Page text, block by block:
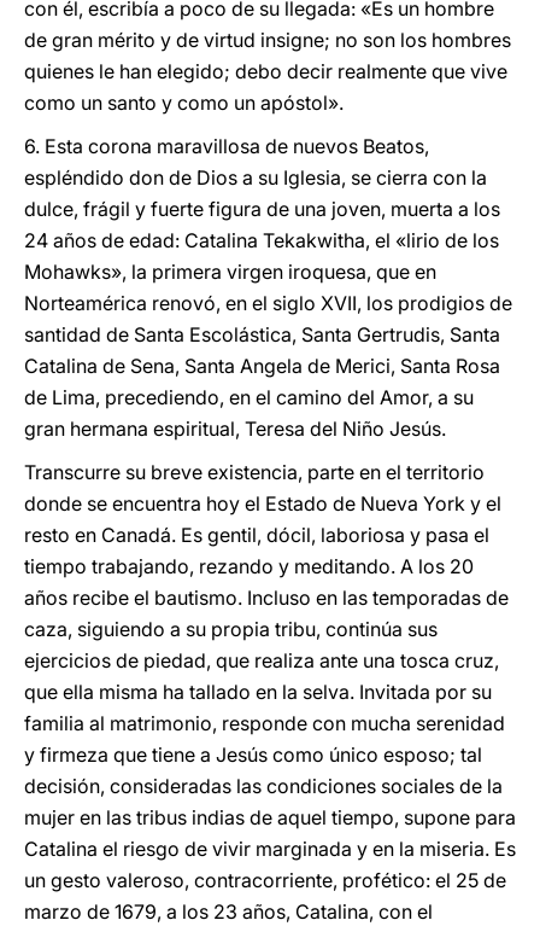
con él, escribía a poco de su llegada: «Es un hombre
de gran mérito y de virtud insigne; no son los hombres
quienes le han elegido; debo decir realmente que vive
como un santo y como un apóstol».
6. Esta corona maravillosa de nuevos Beatos,
espléndido don de Dios a su Iglesia, se cierra con la
dulce, frágil y fuerte figura de una joven, muerta a los
24 años de edad: Catalina Tekakwitha, el «lirio de los
Mohawks», la primera virgen iroquesa, que en
Norteamérica renovó, en el siglo XVII, los prodigios de
santidad de Santa Escolástica, Santa Gertrudis, Santa
Catalina de Sena, Santa Angela de Merici, Santa Rosa
de Lima, precediendo, en el camino del Amor, a su
gran hermana espiritual, Teresa del Niño Jesús.
Transcurre su breve existencia, parte en el territorio
donde se encuentra hoy el Estado de Nueva York y el
resto en Canadá. Es gentil, dócil, laboriosa y pasa el
tiempo trabajando, rezando y meditando. A los 20
años recibe el bautismo. Incluso en las temporadas de
caza, siguiendo a su propia tribu, continúa sus
ejercicios de piedad, que realiza ante una tosca cruz,
que ella misma ha tallado en la selva. Invitada por su
familia al matrimonio, responde con mucha serenidad
y firmeza que tiene a Jesús como único esposo; tal
decisión, consideradas las condiciones sociales de la
mujer en las tribus indias de aquel tiempo, supone para
Catalina el riesgo de vivir marginada y en la miseria. Es
un gesto valeroso, contracorriente, profético: el 25 de
marzo de 1679, a los 23 años, Catalina, con el